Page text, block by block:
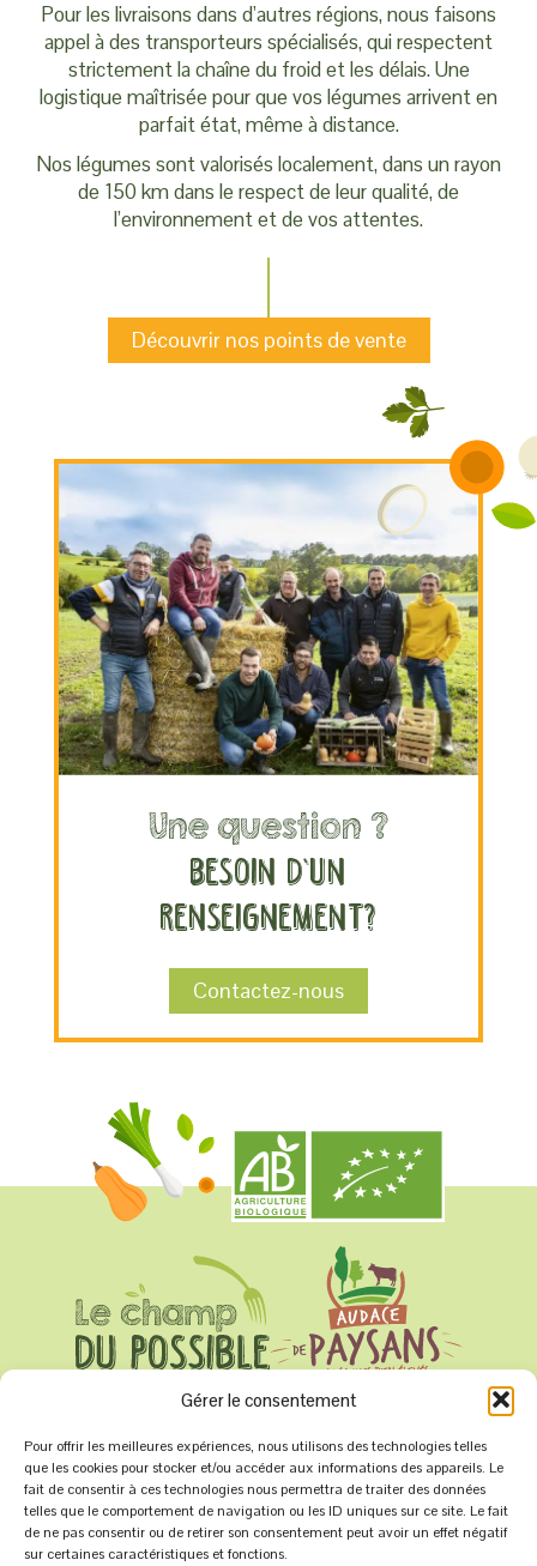
Gérer le consentement
Pour offrir les meilleures expériences, nous utilisons des technologies telles
que les cookies pour stocker et/ou accéder aux informations des appareils. Le
fait de consentir à ces technologies nous permettra de traiter des données
telles que le comportement de navigation ou les ID uniques sur ce site. Le fait
de ne pas consentir ou de retirer son consentement peut avoir un effet négatif
sur certaines caractéristiques et fonctions.
Pour les livraisons dans d’autres régions, nous faisons
appel à des transporteurs spécialisés, qui respectent
strictement la chaîne du froid et les délais. Une
logistique maîtrisée pour que vos légumes arrivent en
parfait état, même à distance.
Nos légumes sont valorisés localement, dans un rayon
de 150 km dans le respect de leur qualité, de
l’environnement et de vos attentes.
Découvrir nos points de vente
Une question ?
Besoin d’un
renseignement?
Contactez-nous
Sèvremont
07 71 02 87 47
contact@champ-du-possible.fr